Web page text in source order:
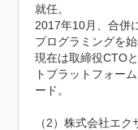
就任。
2017年10月、合併
プログラミングを始
現在は取締役CTO
トプラットフォー
ード。
（2）株式会社エ